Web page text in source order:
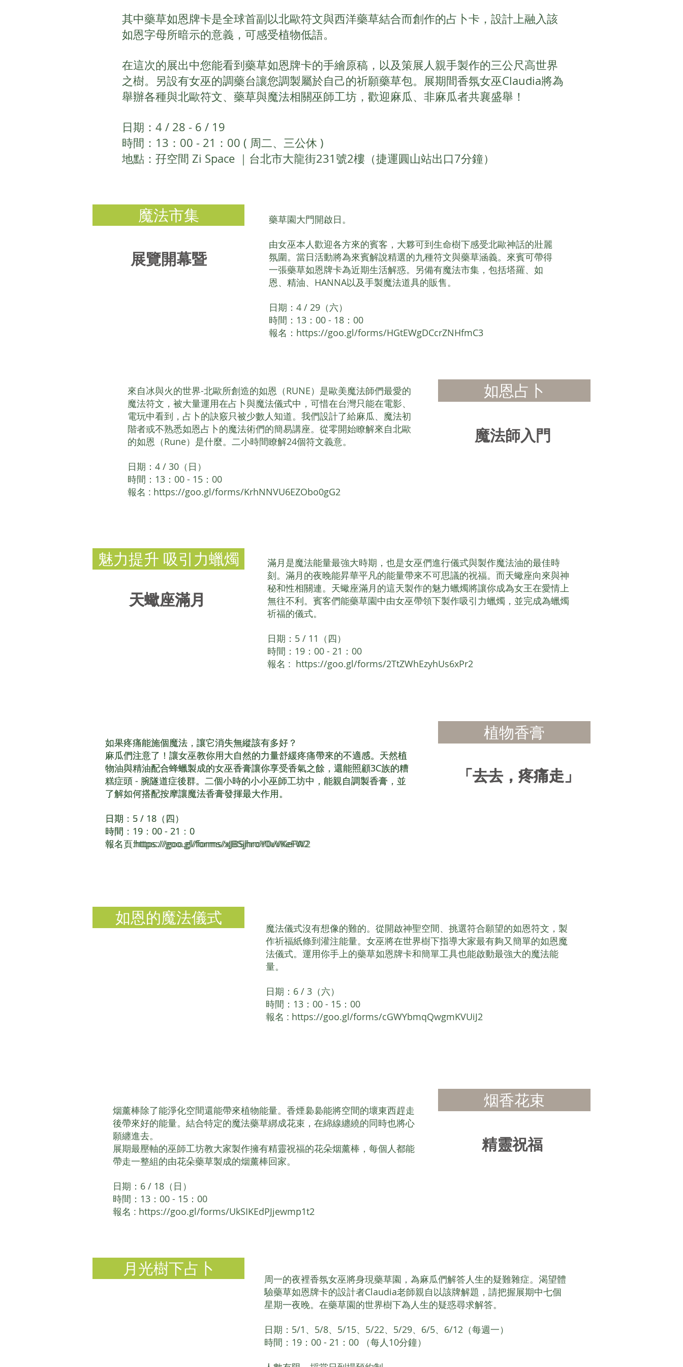
其中藥草如恩牌卡是全球首副以北歐符文與西洋藥草結合而創作的占卜卡，設計上融入該
如恩字母所暗示的意義，可感受植物低語。
在這次的展出中您能看到藥草如恩牌卡的手繪原稿，以及策展人親手製作的三公尺高世界
之樹。另設有女巫的調藥台讓您調製屬於自己的祈願藥草包。展期間香氛女巫Claudia將為
舉辦各種與北歐符文、藥草與魔法相關巫師工坊，歡迎麻瓜、非麻瓜者共襄盛舉！
日期：4 / 28 - 6 / 19
時間：13：00 - 21：00 ( 周二、三公休 )
地點：孖空間 Zi Space ｜台北市大龍街231號2樓（捷運圓山站出口7分鐘）
魔法市集
展覽開幕​暨
藥草園大門開啟日。
由女巫本人歡迎各方來的賓客，大夥可到生命樹下感受北歐神話的壯麗
氛圍。當日活動將為來賓解說精選的九種符文與藥草涵義。來賓可帶得
一張藥草如恩牌卡為近期生活解惑。另備有魔法市集，包括塔羅、如
恩、精油、HANNA以及手製魔法道具的販售。
日期：4 / 29（六）
時間：13：00 - 18：00
報名： https://goo.gl/forms/HGtEWgDCcrZNHfmC3
來自冰與火的世界-北歐所創造的如恩（RUNE）是歐美魔法師們最愛的
魔法符文，被大量運用在占卜與魔法儀式中，可惜在台灣只能在電影、
電玩中看到，占卜的訣竅只被少數人知道。我們設計了給麻瓜、魔法初
階者或不熟悉如恩占卜的魔法術們的簡易講座。從零開始瞭解來自北歐
的如恩（Rune）是什麼。二小時間瞭解24個符文義意。
日期：4 / 30（日）
時間：13：00 - 15：00
報名 : https://goo.gl/forms/KrhNNVU6EZObo0gG2
如恩占卜
​魔法師入門
魅力提升 吸引力蠟燭
天蠍座滿月
天蠍座滿月
滿月是魔法能量最強大時期，也是女巫們進行儀式與製作魔法油的最佳時
刻。滿月的夜晚能昇華平凡的能量帶來不可思議的祝福。而天蠍座向來與神
秘和性相關連。天蠍座滿月的這天製作的魅力蠟燭將讓你成為女王在愛情上
無往不利。賓客們能藥草園中由女巫帶領下製作吸引力蠟燭，並完成為蠟燭
祈福的儀式。
日期：5 / 11（四）
時間：19：00 - 21：00
報名 : https://goo.gl/forms/2TtZWhEzyhUs6xPr2
如果疼痛能施個魔法，讓它消失無縱該有多好？
麻瓜們注意了！讓女巫教你用大自然的力量舒緩疼痛帶來的不適感。天然植
物油與精油配合蜂蠟製成的女巫香膏讓你享受香氣之餘，還能照顧3C族的糟
糕症頭 - 腕隧道症後群。二個小時的小小巫師工坊中，能親自調製香膏，並
了解如何搭配按摩讓魔法香膏發揮最大作用。
日期：5 / 18（四）
時間：19：00 - 21：0
報名頁:https://goo.gl/forms/xJBSjhroY0vVKeFW2
如果疼痛能施個魔法，讓它消失無縱該有多好？
麻瓜們注意了！讓女巫教你用大自然的力量舒緩疼痛帶來的不適感。天然植
物油與精油配合蜂蠟製成的女巫香膏讓你享受香氣之餘，還能照顧3C族的糟
糕症頭 - 腕隧道症後群。二個小時的小小巫師工坊中，能親自調製香膏，並
了解如何搭配按摩讓魔法香膏發揮最大作用。
日期：5 / 18（四）
時間：19：00 - 21：0
報名 :https://goo.gl/forms/xJBSjhroY0vVKeFW2
植物香膏
​「去去，疼痛走」
​「去去，疼痛走」
​「去去，疼痛走」
如恩的魔法儀式
魔法儀式沒有想像的難的。從開啟神聖空間、挑選符合願望的如恩符文，製
作祈福紙條到灌注能量。女巫將在世界樹下指導大家最有夠又簡單的如恩魔
法儀式。運用你手上的藥草如恩牌卡和簡單工具也能啟動最強大的魔法能
量。
日期：6 / 3（六）
時間：13：00 - 15：00
報名 : https://goo.gl/forms/cGWYbmqQwgmKVUiJ2
烟薰棒除了能淨化空間還能帶來植物能量。香煙裊裊能將空間的壞東西趕走
後帶來好的能量。結合特定的魔法藥草綁成花束，在綿線纏繞的同時也將心
願纏進去。
展期最壓軸的巫師工坊教大家製作擁有精靈祝福的花朵烟薰棒，每個人都能
帶走一整組的由花朵藥草製成的烟薰棒回家。
日期：6 / 18（日）
時間：13：00 - 15：00
報名 : https://goo.gl/forms/UkSIKEdPJjewmp1t2
烟香花束
​精靈祝福
月光樹下占卜
周一的夜裡香氛女巫將身現藥草園，為麻瓜們解答人生的疑難雜症。渴望體
驗藥草如恩牌卡的設計者Claudia老師親自以該牌解題，請把握展期中七個
星期一夜晚。在藥草園的世界樹下為人生的疑惑尋求解答。
日期：5/1、5/8、5/15、5/22、5/29、6/5、6/12（每週一）
時間：19：00 - 21：00 （每人10分鐘）